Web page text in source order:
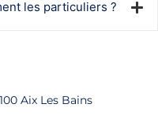
les particuliers ?
Aix Les Bains